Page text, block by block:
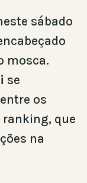
sábado
mosca.
se
os
que
na